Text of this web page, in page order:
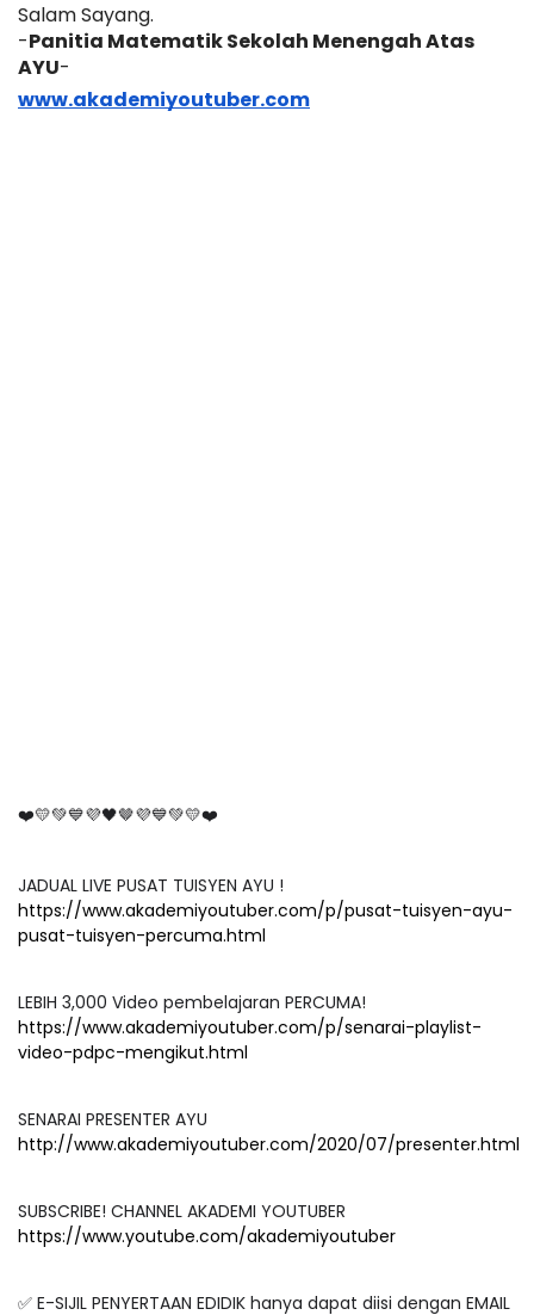
Salam Sayang.
-Panitia Matematik Sekolah Menengah Atas
AYU-
www.akademiyoutuber.com
❤️💛💚💙💜🖤🤎💜💙💚💛❤️
JADUAL LIVE PUSAT TUISYEN AYU !
https://www.akademiyoutuber.com/p/pusat-tuisyen-ayu-
pusat-tuisyen-percuma.html
LEBIH 3,000 Video pembelajaran PERCUMA!
https://www.akademiyoutuber.com/p/senarai-playlist-
video-pdpc-mengikut.html
SENARAI PRESENTER AYU
http://www.akademiyoutuber.com/2020/07/presenter.html
SUBSCRIBE! CHANNEL AKADEMI YOUTUBER
https://www.youtube.com/akademiyoutuber
✅ E-SIJIL PENYERTAAN EDIDIK hanya dapat diisi dengan EMAIL